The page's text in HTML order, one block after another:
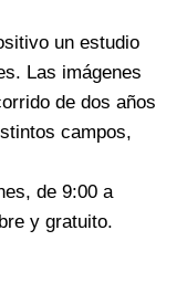
un estudio
Las imágenes
de dos años
campos,
de 9:00 a
y gratuito.